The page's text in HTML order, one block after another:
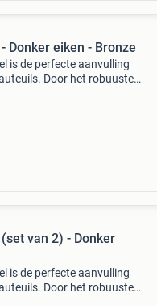
Donker eiken - Bronze
is de perfecte aanvulling
Door het robuuste
van 2) - Donker
is de perfecte aanvulling
Door het robuuste